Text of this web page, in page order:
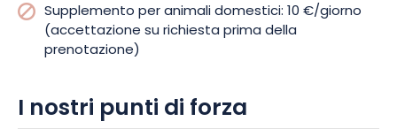
Supplemento per animali domestici: 10 €/giorno
(accettazione su richiesta prima della
prenotazione)
I nostri punti di forza